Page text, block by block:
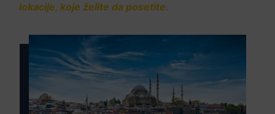
lokacije, koje želite da posetite.